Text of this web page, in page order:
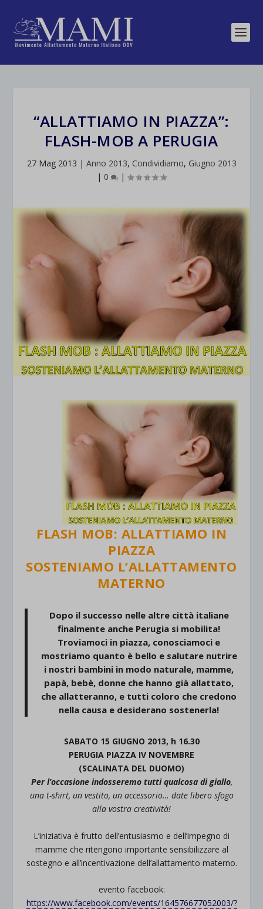
“ALLATTIAMO IN PIAZZA”:
FLASH-MOB A PERUGIA
27 Mag 2013 | Anno 2013, Condividiamo, Giugno 2013
| 0 |
FLASH MOB: ALLATTIAMO IN
PIAZZA
SOSTENIAMO L’ALLATTAMENTO
MATERNO
Dopo il successo nelle altre città italiane
finalmente anche Perugia si mobilita!
Troviamoci in piazza, conosciamoci e
mostriamo quanto è bello e salutare nutrire
i nostri bambini in modo naturale, mamme,
papà, bebè, donne che hanno già allattato,
che allatteranno, e tutti coloro che credono
nella causa e desiderano sostenerla!
SABATO 15 GIUGNO 2013, h 16.30
PERUGIA PIAZZA IV NOVEMBRE
(SCALINATA DEL DUOMO)
Per l’occasione indosseremo tutti qualcosa di giallo,
una t-shirt, un vestito, un accessorio… date libero sfogo
alla vostra creatività!
L’iniziativa è frutto dell’entusiasmo e dell’impegno di
mamme che ritengono importante sensibilizzare al
sostegno e all’incentivazione dell’allattamento materno.
evento facebook:
https://www.facebook.com/events/164576677052003/?